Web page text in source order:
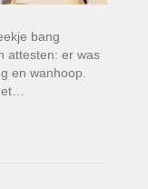
bang
attesten: er was
en wanhoop.